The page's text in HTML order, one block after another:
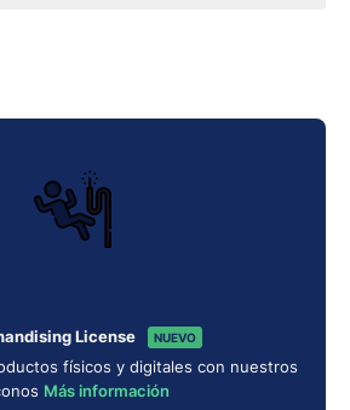
License NUEVO
físicos y digitales con nuestros
Más información